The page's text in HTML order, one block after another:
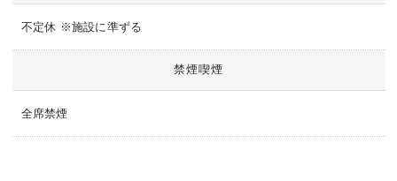
不定休 ※施設に準ずる
禁煙喫煙
全席禁煙